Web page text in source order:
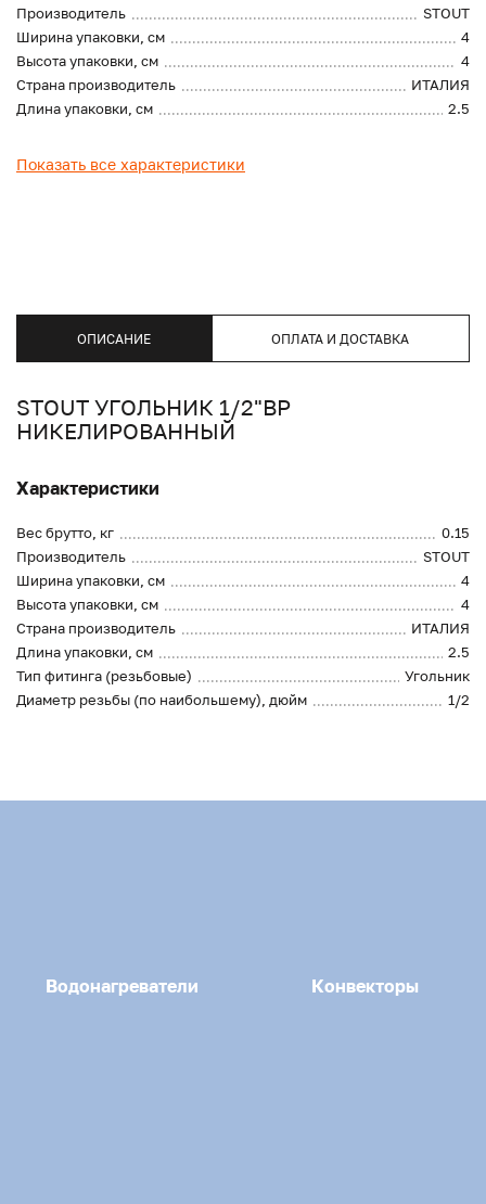
Производитель
STOUT
Ширина упаковки, см
4
Высота упаковки, см
4
Страна производитель
ИТАЛИЯ
Длина упаковки, см
2.5
Показать все характеристики
ОПИСАНИЕ ОПЛАТА И ДОСТАВКА
STOUT УГОЛЬНИК 1/2"ВР
НИКЕЛИРОВАННЫЙ
Характеристики
Вес брутто, кг
0.15
Производитель
STOUT
Ширина упаковки, см
4
Высота упаковки, см
4
Страна производитель
ИТАЛИЯ
Длина упаковки, см
2.5
Тип фитинга (резьбовые)
Угольник
Диаметр резьбы (по наибольшему), дюйм
1/2
Водонагреватели Конвекторы